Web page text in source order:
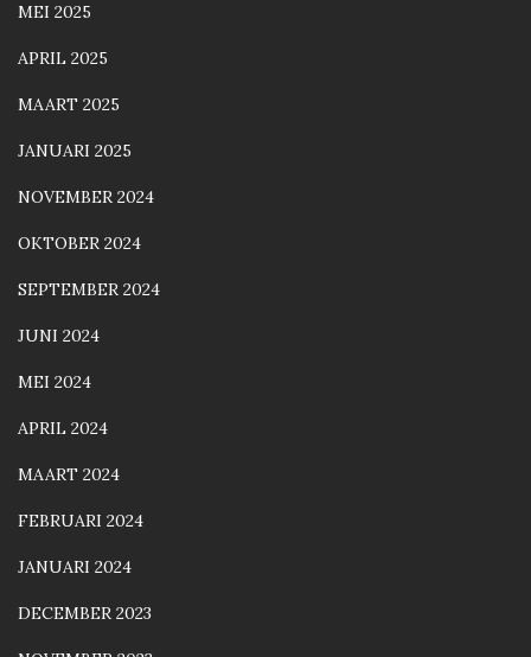
MEI 2025
APRIL 2025
MAART 2025
JANUARI 2025
NOVEMBER 2024
OKTOBER 2024
SEPTEMBER 2024
JUNI 2024
MEI 2024
APRIL 2024
MAART 2024
FEBRUARI 2024
JANUARI 2024
DECEMBER 2023